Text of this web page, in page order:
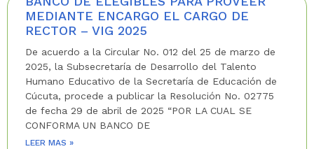
MEDIANTE ENCARGO EL CARGO DE
RECTOR – VIG 2025
De acuerdo a la Circular No. 012 del 25 de marzo de
2025, la Subsecretaría de Desarrollo del Talento
Humano Educativo de la Secretaría de Educación de
Cúcuta, procede a publicar la Resolución No. 02775
de fecha 29 de abril de 2025 “POR LA CUAL SE
CONFORMA UN BANCO DE
LEER MAS »